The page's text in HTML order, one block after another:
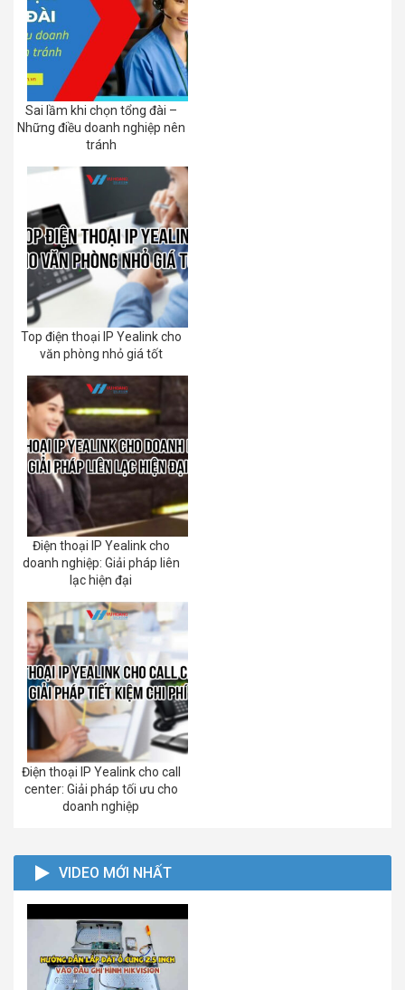
Sai lầm khi chọn tổng đài –
Những điều doanh nghiệp nên
tránh
Top điện thoại IP Yealink cho
văn phòng nhỏ giá tốt
Điện thoại IP Yealink cho
doanh nghiệp: Giải pháp liên
lạc hiện đại
Điện thoại IP Yealink cho call
center: Giải pháp tối ưu cho
doanh nghiệp
VIDEO MỚI NHẤT